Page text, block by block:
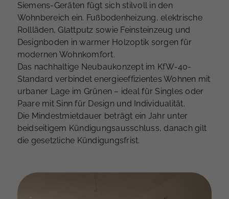
Siemens-Geräten fügt sich stilvoll in den
Wohnbereich ein. Fußbodenheizung, elektrische
Rollläden, Glattputz sowie Feinsteinzeug und
Designboden in warmer Holzoptik sorgen für
modernen Wohnkomfort.
Das nachhaltige Neubaukonzept im KfW-40-
Standard verbindet energieeffizientes Wohnen mit
urbaner Lage im Grünen – ideal für Singles oder
Paare mit Sinn für Design und Individualität.
Die Mindestmietdauer beträgt ein Jahr unter
beidseitigem Kündigungsausschluss, danach gilt
die gesetzliche Kündigungsfrist.